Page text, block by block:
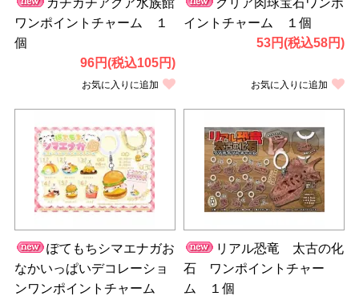
カチカチアクア水族館
ワンポイントチャーム １
個
96円(税込105円)
お気に入りに追加
クリア肉球宝石ワンポ
イントチャーム １個
53円(税込58円)
お気に入りに追加
ぽてもちシマエナガお
なかいっぱいデコレーショ
ンワンポイントチャーム
リアル恐竜 太古の化
石 ワンポイントチャー
ム １個